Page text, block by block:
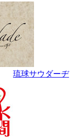
琉球サウダーヂ